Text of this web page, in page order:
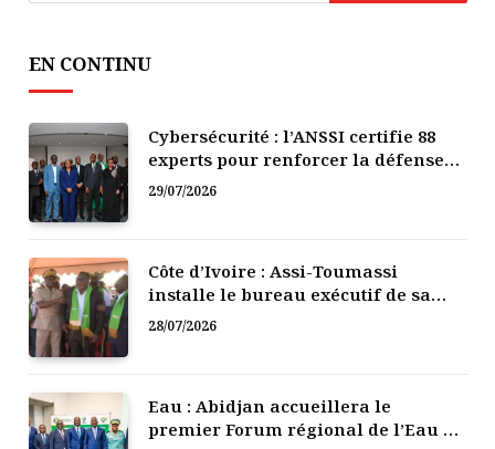
EN CONTINU
Cybersécurité : l’ANSSI certifie 88
experts pour renforcer la défense
numérique de la Côte d’Ivoire
29/07/2026
Côte d’Ivoire : Assi-Toumassi
installe le bureau exécutif de sa
mutuelle de développement
28/07/2026
Eau : Abidjan accueillera le
premier Forum régional de l’Eau de